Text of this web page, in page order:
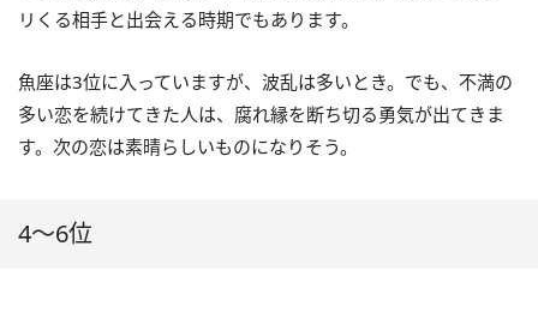
リくる相手と出会える時期でもあります。
魚座は3位に入っていますが、波乱は多いとき。でも、不満の
多い恋を続けてきた人は、腐れ縁を断ち切る勇気が出てきま
す。次の恋は素晴らしいものになりそう。
4～6位